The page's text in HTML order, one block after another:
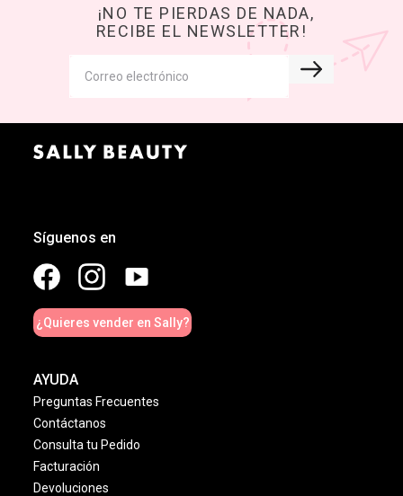
¡NO TE PIERDAS DE NADA,
RECIBE EL NEWSLETTER!
Síguenos en
¿Quieres vender en Sally?
AYUDA
Preguntas Frecuentes
Contáctanos
Consulta tu Pedido
Facturación
Devoluciones